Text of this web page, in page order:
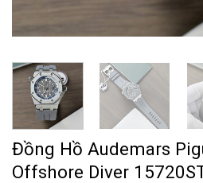
Đồng Hồ Audemars
Offshore Diver